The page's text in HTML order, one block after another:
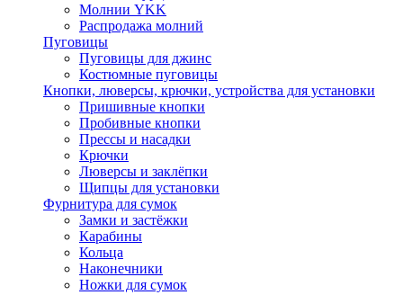
Молнии YKK
Распродажа молний
Пуговицы
Пуговицы для джинс
Костюмные пуговицы
Кнопки, люверсы, крючки, устройства для установки
Пришивные кнопки
Пробивные кнопки
Прессы и насадки
Крючки
Люверсы и заклёпки
Щипцы для установки
Фурнитура для сумок
Замки и застёжки
Карабины
Кольца
Наконечники
Ножки для сумок